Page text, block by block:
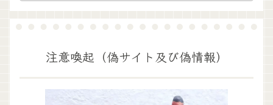
注意喚起（偽サイト及び偽情報）